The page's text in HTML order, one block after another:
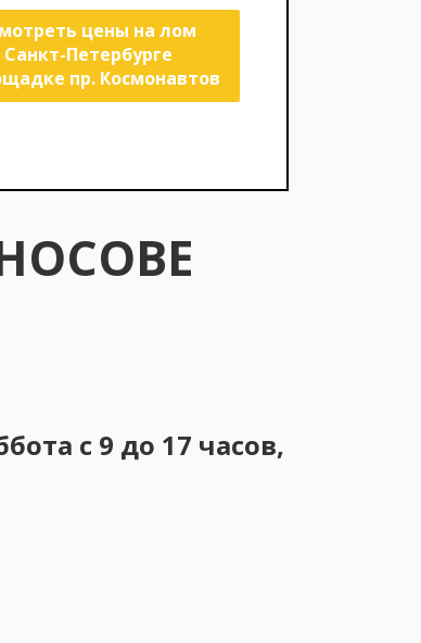
цены на лом
Санкт-Петербурге
пр. Космонавтов
с 9 до 17 часов,